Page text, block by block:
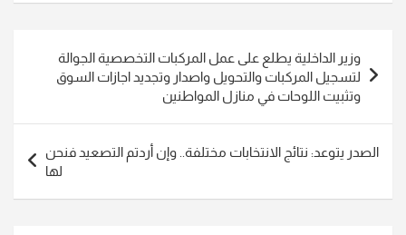
المقالات
وزير الداخلية يطلع على عمل المركبات التخصصية الجوالة
لتسجيل المركبات والتحويل واصدار وتجديد اجازات السوق
وتثبيت اللوحات في منازل المواطنين
الصدر يتوعد: نتائج الانتخابات مختلفة.. وإن أردتم التصعيد فنحن
لها